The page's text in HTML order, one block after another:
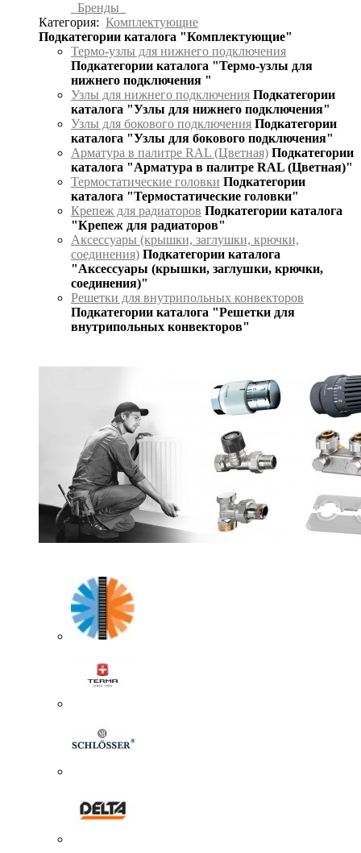
Бренды
Категория: Комплектующие
Подкатегории каталога "Комплектующие"
Термо-узлы для нижнего подключения
Подкатегории каталога "Термо-узлы для
нижнего подключения "
Узлы для нижнего подключения Подкатегории
каталога "Узлы для нижнего подключения"
Узлы для бокового подключения Подкатегории
каталога "Узлы для бокового подключения"
Арматура в палитре RAL (Цветная) Подкатегории
каталога "Арматура в палитре RAL (Цветная)"
Термостатические головки Подкатегории
каталога "Термостатические головки"
Крепеж для радиаторов Подкатегории каталога
"Крепеж для радиаторов"
Аксессуары (крышки, заглушки, крючки,
соединения) Подкатегории каталога
"Аксессуары (крышки, заглушки, крючки,
соединения)"
Решетки для внутрипольных конвекторов
Подкатегории каталога "Решетки для
внутрипольных конвекторов"